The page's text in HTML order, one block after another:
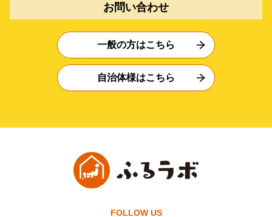
お問い合わせ
一般の方はこちら
自治体様はこちら
FOLLOW US